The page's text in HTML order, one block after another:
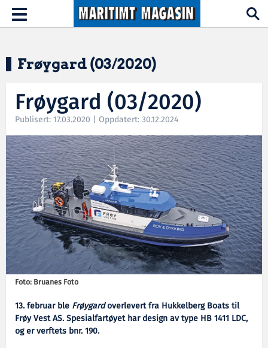
Hopp til hovedinnhold
Toggle
navigation
Frøygard (03/2020)
Frøygard (03/2020)
Publisert: 17.03.2020 | Oppdatert: 30.12.2024
Foto: Bruanes Foto
13. februar ble Frøygardoverlevert fra Hukkelberg Boats til
Frøy Vest AS. Spesialfartøyet har design av type HB 1411 LDC,
og er verftets bnr. 190.